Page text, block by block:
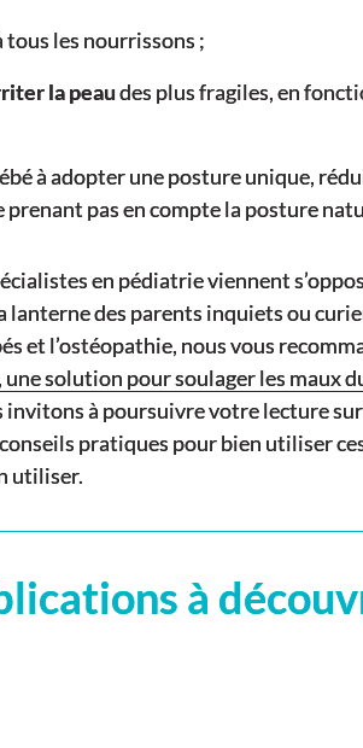
tous les nourrissons ;
la peaudes plus fragiles, en
à adopter une posture unique,
prenant pas en compte la posture
en pédiatrie viennent
lanterne des parents inquiets ou
et l’ostéopathie, nous vous
une solution pour soulager les maux
invitons à poursuivre votre lecture
pratiques pour bien utiliser
utiliser.
à